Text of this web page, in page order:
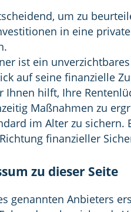
um zu
in eine
ist ein
auf seine finanzielle
hilft, Ihre
Maßnahmen zu
im Alter zu sichern.
finanzieller
zu dieser Seite
genannten Anbieters